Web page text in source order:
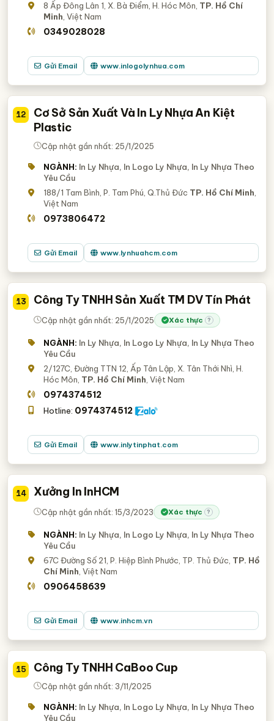
8 Ấp Đông Lân 1, X. Bà Điểm, H. Hóc Môn, TP. Hồ Chí
Minh , Việt Nam
0349028028
Gửi Email www.inlogolynhua.com
12
Cơ Sở Sản Xuất Và In Ly Nhựa An Kiệt
Plastic
Cập nhật gần nhất: 25/1/2025
NGÀNH: In Ly Nhựa, In Logo Ly Nhựa, In Ly Nhựa Theo
Yêu Cầu
188/1 Tam Bình, P. Tam Phú, Q.Thủ Đức TP. Hồ Chí Minh
Việt Nam
0973806472
Gửi Email www.lynhuahcm.com
13 Công Ty TNHH Sản Xuất TM DV Tín Phát
Cập nhật gần nhất: 25/1/2025 Xác thực ?
NGÀNH: In Ly Nhựa, In Logo Ly Nhựa, In Ly Nhựa Theo
Yêu Cầu
2/127C, Đường TTN 12, Ấp Tân Lập, X. Tân Thới Nhì, H.
Hóc Môn, TP. Hồ Chí Minh , Việt Nam
0974374512
Hotline: 0974374512
Gửi Email www.inlytinphat.com
14 Xưởng In InHCM
Cập nhật gần nhất: 15/3/2023 Xác thực ?
NGÀNH: In Ly Nhựa, In Logo Ly Nhựa, In Ly Nhựa Theo
Yêu Cầu
67C Đường Số 21, P. Hiệp Bình Phước, TP. Thủ Đức, TP. Hồ
Chí Minh , Việt Nam
0906458639
Gửi Email www.inhcm.vn
15 Công Ty TNHH CaBoo Cup
Cập nhật gần nhất: 3/11/2025
NGÀNH: In Ly Nhựa, In Logo Ly Nhựa, In Ly Nhựa Theo
Yêu Cầu